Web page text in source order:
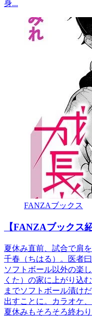
身...
FANZAブックス
【FANZAブックス
夏休み直前、試合で肩
千春（ちはる）。医者
ソフトボール以外の楽
くた）の家に上がり込
までソフトボール漬け
出すことに。カラオケ
夏休みもそろそろ終わ